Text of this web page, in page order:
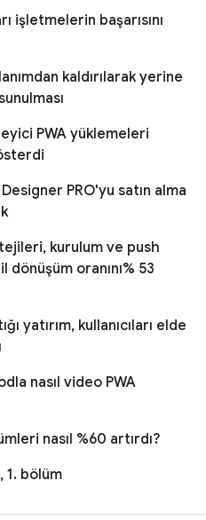
işletmelerin başarısını
kaldırılarak yerine
PWA yüklemeleri
Designer PRO'yu satın alma
kurulum ve push
oranını% 53
yatırım, kullanıcıları elde
nasıl video PWA
nasıl %60 artırdı?
1. bölüm